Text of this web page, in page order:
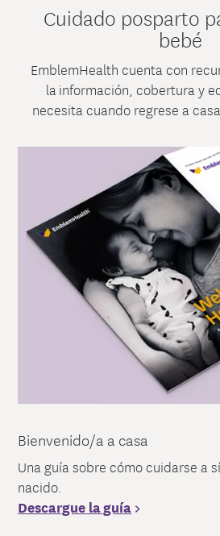
Cuidado posparto
bebé
EmblemHealth cuenta con
la información, cobertura y
necesita cuando regrese a
Bienvenido/a a casa
Una guía sobre cómo cuidarse a
nacido.
Descargue la guía >